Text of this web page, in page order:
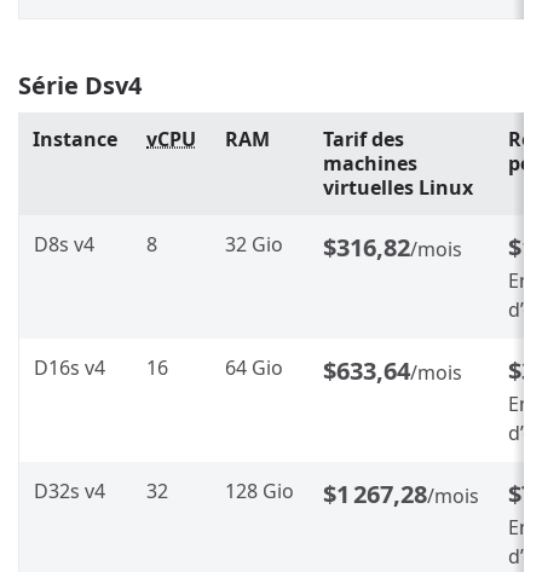
Série Dsv4
Instance vCPU RAM
Tarif des
machines
virtuelles Linux
D8s v4 8 32 Gio $316,82/mois
D16s v4 16 64 Gio $633,64/mois
D32s v4 32 128 Gio $1 267,28/mois